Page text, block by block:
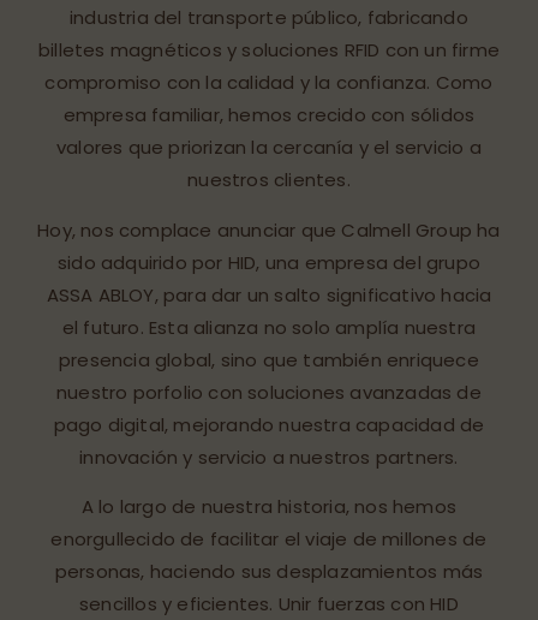
industria del transporte público, fabricando
billetes magnéticos y soluciones RFID con un firme
compromiso con la calidad y la confianza. Como
empresa familiar, hemos crecido con sólidos
valores que priorizan la cercanía y el servicio a
nuestros clientes.
Hoy, nos complace anunciar que Calmell Group ha
sido adquirido por HID, una empresa del grupo
ASSA ABLOY, para dar un salto significativo hacia
el futuro. Esta alianza no solo amplía nuestra
presencia global, sino que también enriquece
nuestro porfolio con soluciones avanzadas de
pago digital, mejorando nuestra capacidad de
innovación y servicio a nuestros partners.
A lo largo de nuestra historia, nos hemos
enorgullecido de facilitar el viaje de millones de
personas, haciendo sus desplazamientos más
sencillos y eficientes. Unir fuerzas con HID